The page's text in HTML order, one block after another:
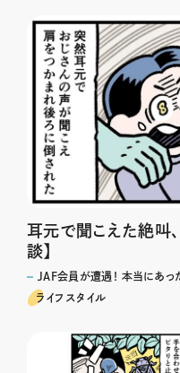
耳元で聞こえた絶叫
談】
JAF会員が遭遇！ 本当にあっ
ライフスタイル